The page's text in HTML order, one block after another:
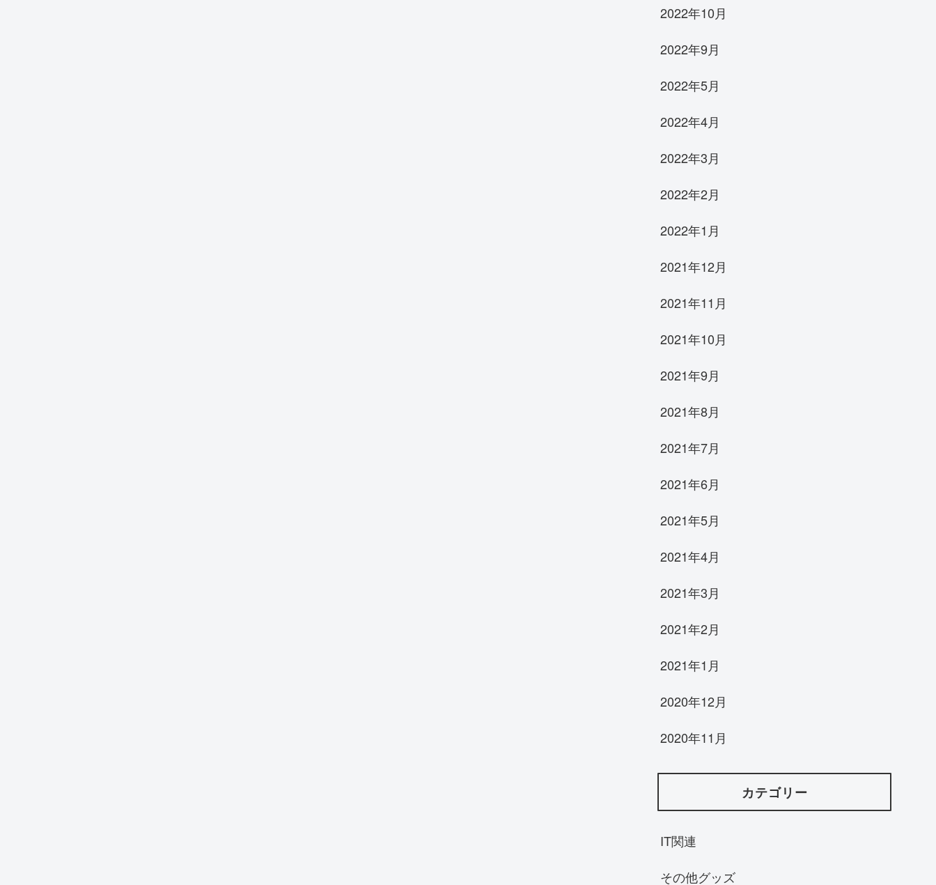
2022年10月
2022年9月
2022年5月
2022年4月
2022年3月
2022年2月
2022年1月
2021年12月
2021年11月
2021年10月
2021年9月
2021年8月
2021年7月
2021年6月
2021年5月
2021年4月
2021年3月
2021年2月
2021年1月
2020年12月
2020年11月
カテゴリー
IT関連
その他グッズ